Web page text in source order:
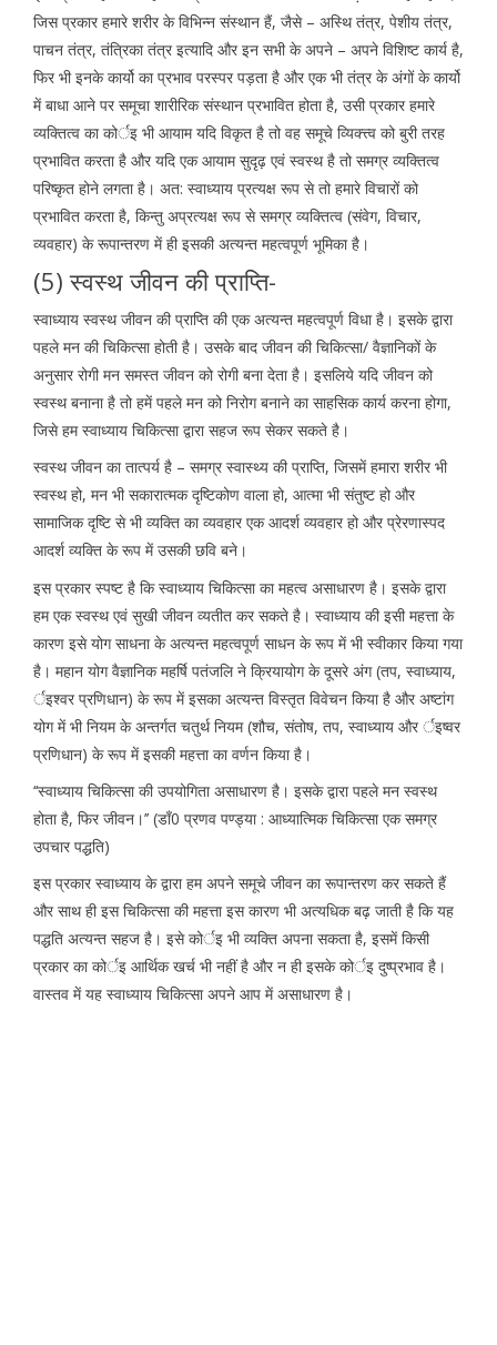
जिस प्रकार हमारे शरीर के विभिन्न संस्थान हैं, जैसे – अस्थि तंत्र, पेशीय तंत्र,
पाचन तंत्र, तंत्रिका तंत्र इत्यादि और इन सभी के अपने – अपने विशिष्ट कार्य है,
फिर भी इनके कार्यो का प्रभाव परस्पर पड़ता है और एक भी तंत्र के अंगों के कार्यो
में बाधा आने पर समूचा शारीरिक संस्थान प्रभावित होता है, उसी प्रकार हमारे
व्यक्तित्व का कोर्इ भी आयाम यदि विकृत है तो वह समूचे व्यिक्त्त्व को बुरी तरह
प्रभावित करता है और यदि एक आयाम सुदृढ़ एवं स्वस्थ है तो समग्र व्यक्तित्व
परिष्कृत होने लगता है। अत: स्वाध्याय प्रत्यक्ष रूप से तो हमारे विचारों को
प्रभावित करता है, किन्तु अप्रत्यक्ष रूप से समग्र व्यक्तित्व (संवेग, विचार,
व्यवहार) के रूपान्तरण में ही इसकी अत्यन्त महत्वपूर्ण भूमिका है।
(5) स्वस्थ जीवन की प्राप्ति-
स्वाध्याय स्वस्थ जीवन की प्राप्ति की एक अत्यन्त महत्वपूर्ण विधा है। इसके द्वारा
पहले मन की चिकित्सा होती है। उसके बाद जीवन की चिकित्सा/ वैज्ञानिकों के
अनुसार रोगी मन समस्त जीवन को रोगी बना देता है। इसलिये यदि जीवन को
स्वस्थ बनाना है तो हमें पहले मन को निरोग बनाने का साहसिक कार्य करना होगा,
जिसे हम स्वाध्याय चिकित्सा द्वारा सहज रूप सेकर सकते है।
स्वस्थ जीवन का तात्पर्य है – समग्र स्वास्थ्य की प्राप्ति, जिसमें हमारा शरीर भी
स्वस्थ हो, मन भी सकारात्मक दृष्टिकोण वाला हो, आत्मा भी संतुष्ट हो और
सामाजिक दृष्टि से भी व्यक्ति का व्यवहार एक आदर्श व्यवहार हो और प्रेरणास्पद
आदर्श व्यक्ति के रूप में उसकी छवि बने।
इस प्रकार स्पष्ट है कि स्वाध्याय चिकित्सा का महत्व असाधारण है। इसके द्वारा
हम एक स्वस्थ एवं सुखी जीवन व्यतीत कर सकते है। स्वाध्याय की इसी महत्ता के
कारण इसे योग साधना के अत्यन्त महत्वपूर्ण साधन के रूप में भी स्वीकार किया गया
है। महान योग वैज्ञानिक महर्षि पतंजलि ने क्रियायोग के दूसरे अंग (तप, स्वाध्याय,
र्इश्वर प्रणिधान) के रूप में इसका अत्यन्त विस्तृत विवेचन किया है और अष्टांग
योग में भी नियम के अन्तर्गत चतुर्थ नियम (शौच, संतोष, तप, स्वाध्याय और र्इष्वर
प्रणिधान) के रूप में इसकी महत्ता का वर्णन किया है।
‘‘स्वाध्याय चिकित्सा की उपयोगिता असाधारण है। इसके द्वारा पहले मन स्वस्थ
होता है, फिर जीवन।’’ (डाँ0 प्रणव पण्ड्या : आध्यात्मिक चिकित्सा एक समग्र
उपचार पद्धति)
इस प्रकार स्वाध्याय के द्वारा हम अपने समूचे जीवन का रूपान्तरण कर सकते हैं
और साथ ही इस चिकित्सा की महत्ता इस कारण भी अत्यधिक बढ़ जाती है कि यह
पद्धति अत्यन्त सहज है। इसे कोर्इ भी व्यक्ति अपना सकता है, इसमें किसी
प्रकार का कोर्इ आर्थिक खर्च भी नहीं है और न ही इसके कोर्इ दुष्प्रभाव है।
वास्तव में यह स्वाध्याय चिकित्सा अपने आप में असाधारण है।